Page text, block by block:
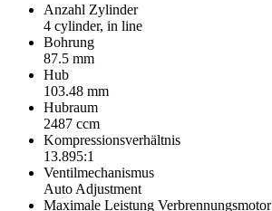
Anzahl Zylinder
4 cylinder, in line
Bohrung
87.5 mm
Hub
103.48 mm
Hubraum
2487 ccm
Kompressionsverhältnis
13.895:1
Ventilmechanismus
Auto Adjustment
Maximale Leistung Verbrennungsmotor